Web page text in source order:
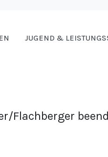
JUGEND &
Flachberger